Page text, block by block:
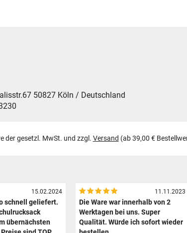
50827 Köln / Deutschland
der gesetzl. MwSt. und zzgl. Versand (ab 39,00 €
15.02.2024
schnell geliefert.
übernächsten
11.11.2023
Die Ware war innerhalb von 2
Werktagen bei uns. Super
Qualität. Würde ich sofort wieder